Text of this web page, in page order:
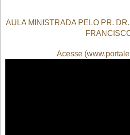
AULA MINISTRADA PELO PR.
Acesse